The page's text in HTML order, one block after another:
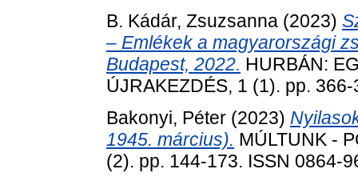
B. Kádár, Zsuzsanna (2023)
– Emlékek a magyarországi
Budapest, 2022. HURBÁN:
ÚJRAKEZDÉS, 1 (1). pp.
Bakonyi, Péter (2023)
1945. március). MÚLTUNK -
(2). pp. 144-173. ISSN 0864-